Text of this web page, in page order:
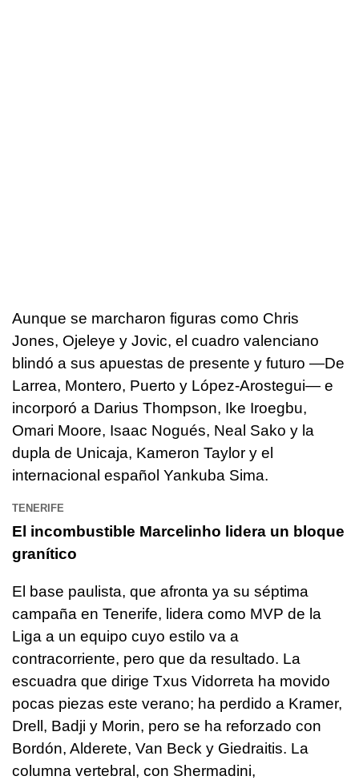
Aunque se marcharon figuras como Chris
Jones, Ojeleye y Jovic, el cuadro valenciano
blindó a sus apuestas de presente y futuro —De
Larrea, Montero, Puerto y López-Arostegui— e
incorporó a Darius Thompson, Ike Iroegbu,
Omari Moore, Isaac Nogués, Neal Sako y la
dupla de Unicaja, Kameron Taylor y el
internacional español Yankuba Sima.
TENERIFE
El incombustible Marcelinho lidera un bloque
granítico
El base paulista, que afronta ya su séptima
campaña en Tenerife, lidera como MVP de la
Liga a un equipo cuyo estilo va a
contracorriente, pero que da resultado. La
escuadra que dirige Txus Vidorreta ha movido
pocas piezas este verano; ha perdido a Kramer,
Drell, Badji y Morin, pero se ha reforzado con
Bordón, Alderete, Van Beck y Giedraitis. La
columna vertebral, con Shermadini,